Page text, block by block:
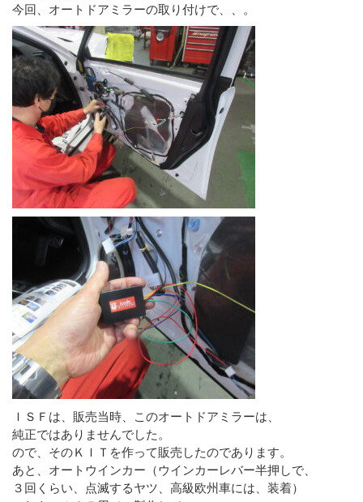
今回、オートドアミラーの取り付けで、、。
ＩＳＦは、販売当時、このオートドアミラーは、
純正ではありませんでした。
ので、そのＫＩＴを作って販売したのであります。
あと、オートウインカー（ウインカーレバー半押しで、
３回くらい、点滅するヤツ、高級欧州車には、装着）